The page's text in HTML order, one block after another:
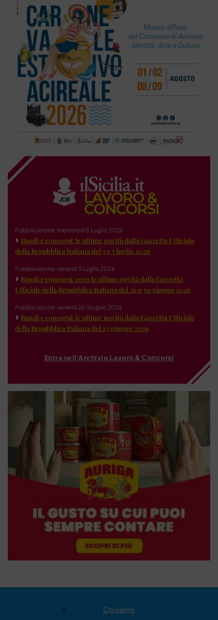
Pubblicazione: mercoledì 8 Luglio 2026
Bandi e concorsi: le ultime novità dalla Gazzetta Ufficiale
della Repubblica Italiana del 3 e 7 luglio 2026
Pubblicazione: venerdì 3 Luglio 2026
Bandi e concorsi: ecco le ultime novità dalla Gazzetta
Ufficiale della Repubblica Italiana del 26 e 30 giugno 2026
Pubblicazione: venerdì 26 Giugno 2026
Bandi e concorsi: le ultime novità dalla Gazzetta Ufficiale
della Repubblica Italiana del 23 giugno 2026
Entra nell'Archivio Lavoro & Concorsi
Chi siamo